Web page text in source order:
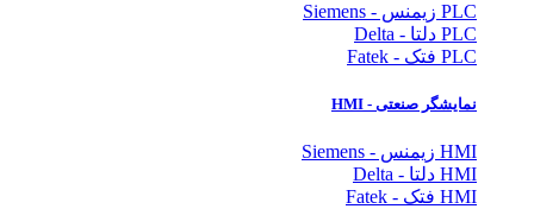
PLC زیمنس - Siemens
PLC دلتا - Delta
PLC فتک - Fatek
نمایشگر صنعتی - HMI
HMI زیمنس - Siemens
HMI دلتا - Delta
HMI فتک - Fatek